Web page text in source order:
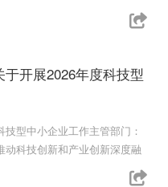
开展2026年度科技型
型中小企业工作主管部门：
科技创新和产业创新深度融